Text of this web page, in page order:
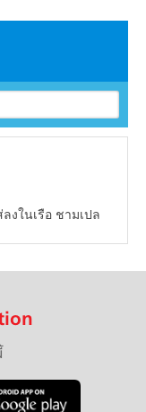
ลงในเรือ ชามเปล